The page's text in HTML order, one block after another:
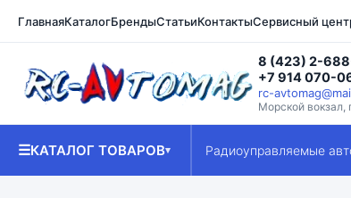
ГлавнаяКаталогБрендыСтатьиКонтактыСервисный
8 (423) 2-
+7 914 070-
rc-
Морской вокзал,
☰КАТАЛОГ ТОВАРОВ▾ Радиоуправляемые